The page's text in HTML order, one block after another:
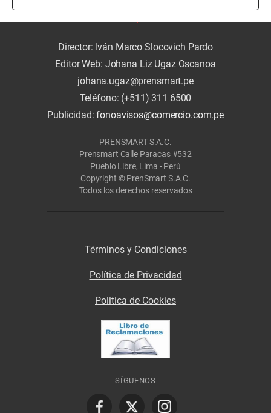
Director: Iván Marco Slocovich Pardo
Editor Web: Johana Liz Ugaz Oscanoa
johana.ugaz@prensmart.pe
Teléfono: (+511) 311 6500
Publicidad:fonoavisos@comercio.com.pe
PRENSMART S.A.C.
Prensmart Calle Paracas #532
Pueblo Libre, Lima - Perú
Copyright © PrenSmart S.A.C.
Todos los derechos reservados
Términos y Condiciones
Política de Privacidad
Politica de Cookies
SÍGUENOS